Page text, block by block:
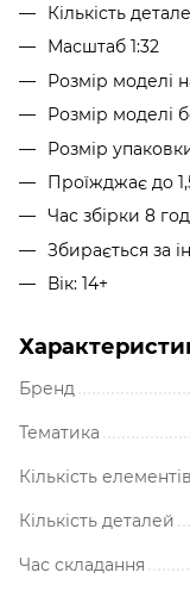
Кількість
Масштаб 1:32
Розмір моделі
Розмір моделі
Розмір
Проїжджає до
Час збірки 8
Збирається за
Вік: 14+
Бренд
Тематика
Кількість елементів
Кількість деталей
Час складання